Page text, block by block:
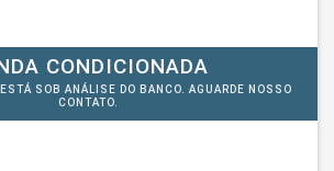
CONDICIONADA
SOB ANÁLISE DO BANCO. AGUARDE NOSSO
CONTATO.